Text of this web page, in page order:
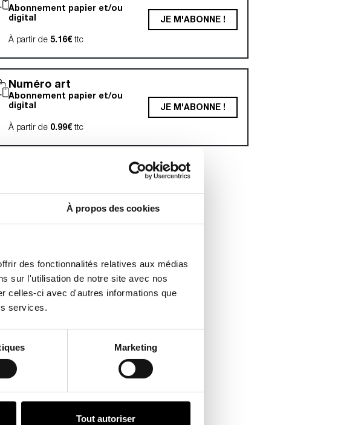
À propos des cookies
des fonctionnalités relatives aux médias
sur l'utilisation de notre site avec nos
celles-ci avec d'autres informations que
services.
Marketing
Tout autoriser
Abonnement papier et/ou
digital
À partir de 5.16€ttc
JE M'ABONNE !
Numéro art
Abonnement papier et/ou
digital
À partir de 0.99€ttc
JE M'ABONNE !